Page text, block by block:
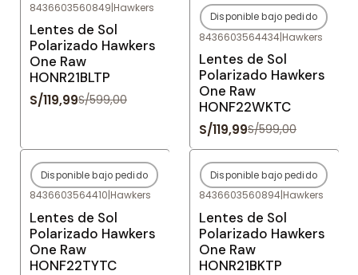
8436603560849|Hawkers
Lentes de Sol
Polarizado Hawkers
One Raw
HONR21BLTP
S/119,99S/599,00
-80%OFF
Agotado
Disponible bajo pedido
8436603564434|Hawkers
Lentes de Sol
Polarizado Hawkers
One Raw
HONF22WKTC
S/119,99S/599,00
-80%OFF
Agotado
Disponible bajo pedido
8436603564410|Hawkers
Lentes de Sol
Polarizado Hawkers
One Raw
HONF22TYTC
-80%OFF
Agotado
Disponible bajo pedido
8436603560894|Hawkers
Lentes de Sol
Polarizado Hawkers
One Raw
HONR21BKTP